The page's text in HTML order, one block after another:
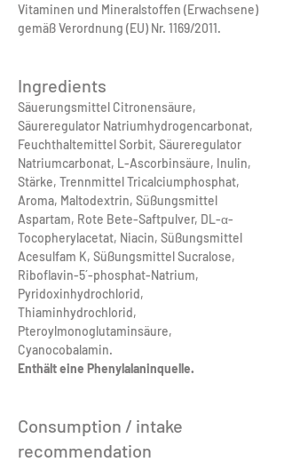
Vitaminen und Mineralstoffen (Erwachsene)
gemäß Verordnung (EU) Nr. 1169/2011.
Ingredients
‎Säuerungsmittel Citronensäure,
Säureregulator Natriumhydrogencarbonat,
Feuchthaltemittel Sorbit, Säureregulator
Natriumcarbonat, L-Ascorbinsäure, Inulin,
Stärke, Trennmittel Tricalciumphosphat,
Aroma, Maltodextrin, Süßungsmittel
Aspartam, Rote Bete-Saftpulver, DL-α-
Tocopherylacetat, Niacin, Süßungsmittel
Acesulfam K, Süßungsmittel Sucralose,
Riboflavin-5´-phosphat-Natrium,
Pyridoxinhydrochlorid,
Thiaminhydrochlorid,
Pteroylmonoglutaminsäure,
Cyanocobalamin.
Enthält eine Phenylalaninquelle.
Consumption / intake
recommendation